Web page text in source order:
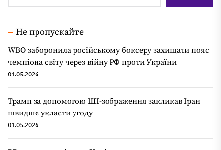
Не пропускайте
WBO заборонила російському боксеру захищати пояс
чемпіона світу через війну РФ проти України
01.05.2026
Трамп за допомогою ШІ-зображення закликав Іран
швидше укласти угоду
01.05.2026